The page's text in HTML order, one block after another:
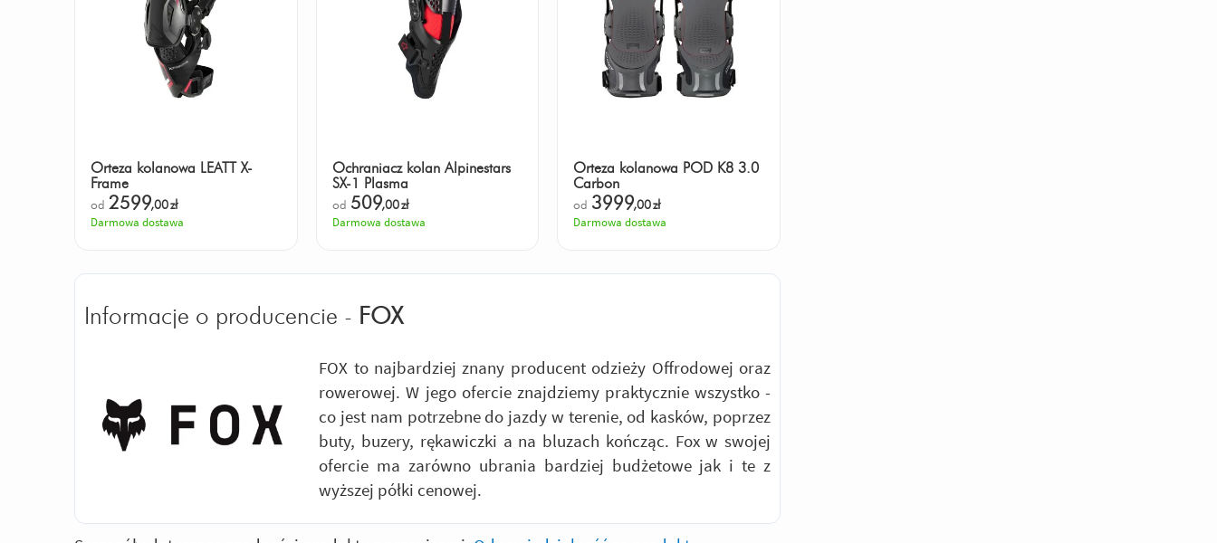
Orteza kolanowa LEATT X-
Frame
od 2599,00zł
Darmowa dostawa
Ochraniacz kolan Alpinestars
SX-1 Plasma
od 509,00zł
Darmowa dostawa
Orteza kolanowa POD K8 3.0
Carbon
od 3999,00zł
Darmowa dostawa
Informacje o producencie - FOX
FOX to najbardziej znany producent odzieży Offrodowej oraz
rowerowej. W jego ofercie znajdziemy praktycznie wszystko -
co jest nam potrzebne do jazdy w terenie, od kasków, poprzez
buty, buzery, rękawiczki a na bluzach kończąc. Fox w swojej
ofercie ma zarówno ubrania bardziej budżetowe jak i te z
wyższej półki cenowej.